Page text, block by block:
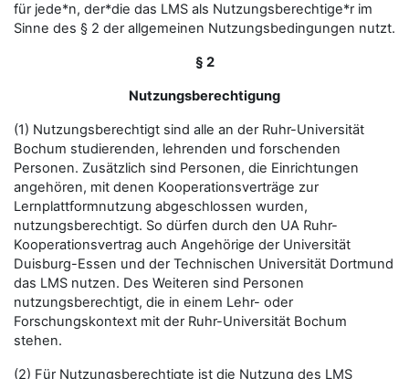
für jede*n, der*die das LMS als Nutzungsberechtige*r im
Sinne des § 2 der allgemeinen Nutzungsbedingungen nutzt.
§ 2
Nutzungsberechtigung
(1) Nutzungsberechtigt sind alle an der Ruhr-Universität
Bochum studierenden, lehrenden und forschenden
Personen. Zusätzlich sind Personen, die Einrichtungen
angehören, mit denen Kooperationsverträge zur
Lernplattformnutzung abgeschlossen wurden,
nutzungsberechtigt. So dürfen durch den UA Ruhr-
Kooperationsvertrag auch Angehörige der Universität
Duisburg-Essen und der Technischen Universität Dortmund
das LMS nutzen. Des Weiteren sind Personen
nutzungsberechtigt, die in einem Lehr- oder
Forschungskontext mit der Ruhr-Universität Bochum
stehen.
(2) Für Nutzungsberechtigte ist die Nutzung des LMS